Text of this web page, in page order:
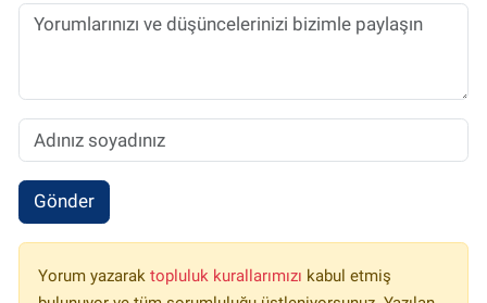
Gönder
Yorum yazarak topluluk kurallarımızı kabul etmiş